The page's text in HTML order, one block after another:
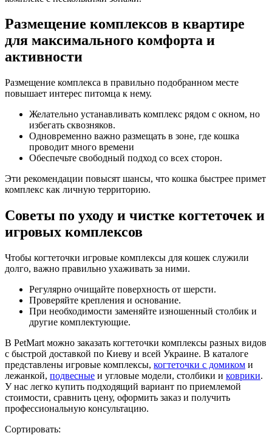
Размещение комплексов в квартире
для максимального комфорта и
активности
Размещение комплекса в правильно подобранном месте
повышает интерес питомца к нему.
Желательно устанавливать комплекс рядом с окном, но
избегать сквозняков.
Одновременно важно размещать в зоне, где кошка
проводит много времени
Обеспечьте свободный подход со всех сторон.
Эти рекомендации повысят шансы, что кошка быстрее примет
комплекс как личную территорию.
Советы по уходу и чистке когтеточек и
игровых комплексов
Чтобы когтеточки игровые комплексы для кошек служили
долго, важно правильно ухаживать за ними.
Регулярно очищайте поверхность от шерсти.
Проверяйте крепления и основание.
При необходимости заменяйте изношенный столбик и
другие комплектующие.
В PetMart можно заказать когтеточки комплексы разных видов
с быстрой доставкой по Киеву и всей Украине. В каталоге
представлены игровые комплексы, когтеточки с домиком и
лежанкой, подвесные и угловые модели, столбики и коврики.
У нас легко купить подходящий вариант по приемлемой
стоимости, сравнить цену, оформить заказ и получить
профессиональную консультацию.
Сортировать: